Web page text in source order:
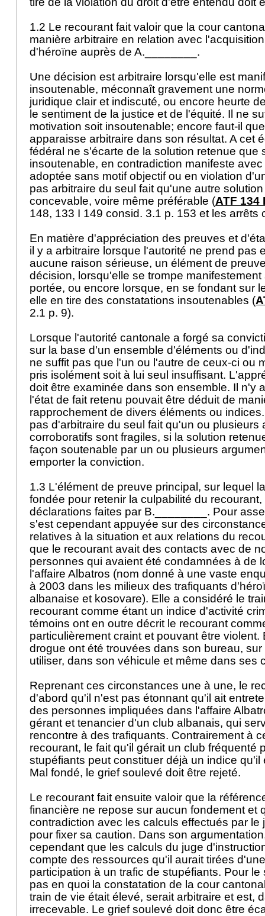
1.2 Le recourant fait valoir que la cour
manière arbitraire en relation avec
d'héroïne auprès de A.________.
Une décision est arbitraire lorsqu'elle est
insoutenable, méconnaît gravement une
juridique clair et indiscuté, ou encore heurte
le sentiment de la justice et de l'équité. Il ne
motivation soit insoutenable; encore faut-il
apparaisse arbitraire dans son résultat. A cet
fédéral ne s'écarte de la solution retenue que
insoutenable, en contradiction manifeste
adoptée sans motif objectif ou en violation
pas arbitraire du seul fait qu'une autre
concevable, voire même préférable (ATF 134
148, 133 I 149 consid. 3.1 p. 153 et les arrêts
En matière d'appréciation des preuves et
il y a arbitraire lorsque l'autorité ne prend pas
aucune raison sérieuse, un élément de
décision, lorsqu'elle se trompe
portée, ou encore lorsque, en se fondant sur
elle en tire des constatations insoutenables (
2.1 p. 9).
Lorsque l'autorité cantonale a forgé sa
sur la base d'un ensemble d'éléments ou
ne suffit pas que l'un ou l'autre de ceux-ci ou
pris isolément soit à lui seul insuffisant.
doit être examinée dans son ensemble. Il n'y
l'état de fait retenu pouvait être déduit de
rapprochement de divers éléments ou
pas d'arbitraire du seul fait qu'un ou plusieurs
corroboratifs sont fragiles, si la solution
façon soutenable par un ou plusieurs
emporter la conviction.
1.3 L'élément de preuve principal, sur lequel
fondée pour retenir la culpabilité du
déclarations faites par B.________. Pour
s'est cependant appuyée sur des
relatives à la situation et aux relations du
que le recourant avait des contacts avec de
personnes qui avaient été condamnées à de
l'affaire Albatros (nom donné à une vaste
à 2003 dans les milieux des trafiquants
albanaise et kosovare). Elle a considéré le
recourant comme étant un indice d'activité
témoins ont en outre décrit le recourant
particulièrement craint et pouvant être violent.
drogue ont été trouvées dans son bureau,
utiliser, dans son véhicule et même dans ses
Reprenant ces circonstances une à une, le
d'abord qu'il n'est pas étonnant qu'il ait
des personnes impliquées dans l'affaire
gérant et tenancier d'un club albanais, qui
rencontre à des trafiquants. Contrairement à
recourant, le fait qu'il gérait un club fréquenté
stupéfiants peut constituer déjà un indice qu'il
Mal fondé, le grief soulevé doit être rejeté.
Le recourant fait ensuite valoir que la
financière ne repose sur aucun fondement et
contradiction avec les calculs effectués par le
pour fixer sa caution. Dans son
cependant que les calculs du juge
compte des ressources qu'il aurait tirées
participation à un trafic de stupéfiants. Pour le
pas en quoi la constatation de la cour
train de vie était élevé, serait arbitraire et est,
irrecevable. Le grief soulevé doit donc être